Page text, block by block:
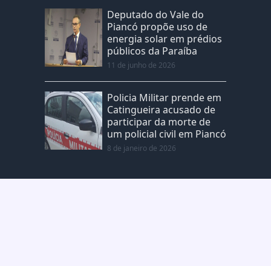
Deputado do Vale do
Piancó propõe uso de
energia solar em prédios
públicos da Paraíba
11 de junho de 2026
Policia Militar prende em
Catingueira acusado de
participar da morte de
um policial civil em Piancó
8 de janeiro de 2026